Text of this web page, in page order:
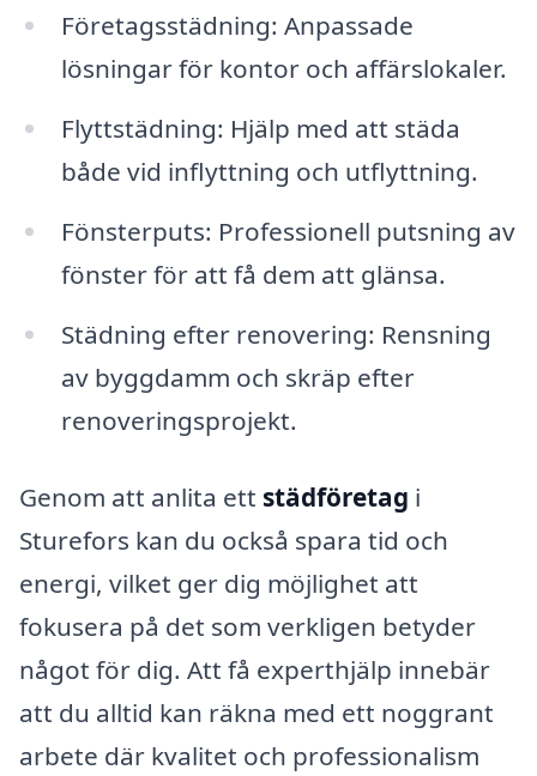
Företagsstädning: Anpassade
lösningar för kontor och affärslokaler.
Flyttstädning: Hjälp med att städa
både vid inflyttning och utflyttning.
Fönsterputs: Professionell putsning av
fönster för att få dem att glänsa.
Städning efter renovering: Rensning
av byggdamm och skräp efter
renoveringsprojekt.
Genom att anlita ett städföretag i
Sturefors kan du också spara tid och
energi, vilket ger dig möjlighet att
fokusera på det som verkligen betyder
något för dig. Att få experthjälp innebär
att du alltid kan räkna med ett noggrant
arbete där kvalitet och professionalism